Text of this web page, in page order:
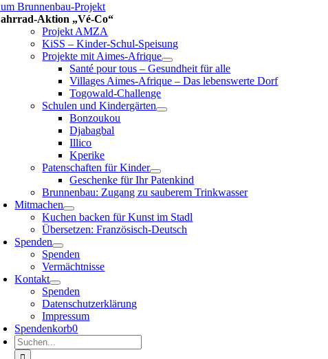
Brunnenbau-Projekt
Aktion „Vé-Co“
Projekt AMZA
KiSS – Kinder-Schul-Speisung
Projekte mit Aimes-Afrique
Santé pour tous – Gesundheit für alle
Villages Aimes-Afrique – Das lebenswerte Dorf
Togowald-Challenge
Schulen und Kindergärten
Bonzoukou
Djabagbal
Illico
Kperike
Patenschaften für Kinder
Geschenke für Ihr Patenkind
Brunnenbau: Zugang zu sauberem Trinkwasser
Mitmachen
Kuchen backen für Kunst im Stadl
Übersetzen: Französisch-Deutsch
Spenden
Spenden
Vermächtnisse
Kontakt
Spenden
Datenschutzerklärung
Impressum
Spendenkorb0
Suche
nach: